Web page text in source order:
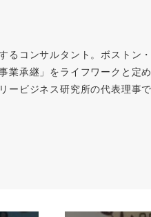
るコンサルタント。ボストン
業承継」をライフワークと定
ビジネス研究所の代表理事で